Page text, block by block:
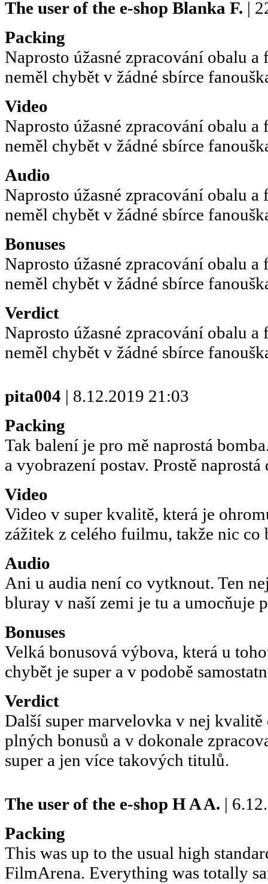
The user of the e-shop Blanka F. |
Packing
Naprosto úžasné zpracování obalu
neměl chybět v žádné sbírce
Video
Naprosto úžasné zpracování obalu
neměl chybět v žádné sbírce
Audio
Naprosto úžasné zpracování obalu
neměl chybět v žádné sbírce
Bonuses
Naprosto úžasné zpracování obalu
neměl chybět v žádné sbírce
Verdict
Naprosto úžasné zpracování obalu
neměl chybět v žádné sbírce
pita004 | 8.12.2019 21:03
Packing
Tak balení je pro mě naprostá
a vyobrazení postav. Prostě
Video
Video v super kvalitě, která je
zážitek z celého fuilmu, takže nic co
Audio
Ani u audia není co vytknout. Ten
bluray v naší zemi je tu a umocňuje
Bonuses
Velká bonusová výbova, která u
chybět je super a v podobě
Verdict
Další super marvelovka v nej kvalitě
plných bonusů a v dokonale
super a jen více takových titulů.
The user of the e-shop H A A. |
Packing
This was up to the usual high
FilmArena. Everything was totally